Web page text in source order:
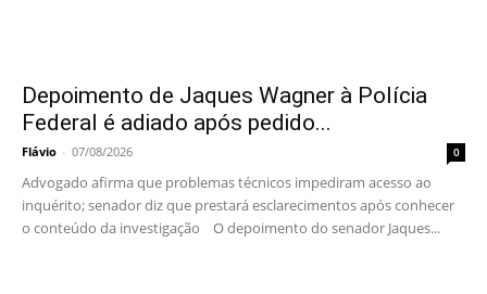
Depoimento de Jaques Wagner à Polícia
Federal é adiado após pedido...
Flávio - 07/08/2026 0
Advogado afirma que problemas técnicos impediram acesso ao
inquérito; senador diz que prestará esclarecimentos após conhecer
o conteúdo da investigação O depoimento do senador Jaques...